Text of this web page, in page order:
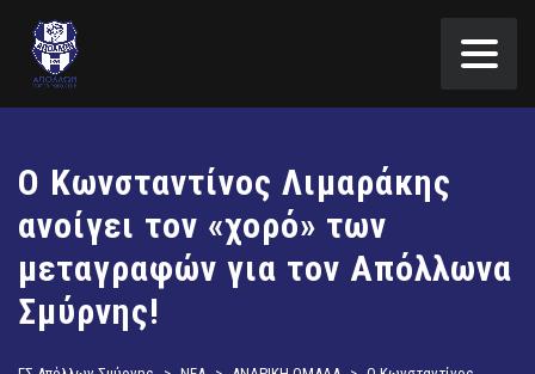
O Κωνσταντίνος Λιμαράκης
ανοίγει τον «χορό» των
μεταγραφών για τον Απόλλωνα
Σμύρνης!